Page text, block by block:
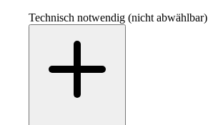
Technisch notwendig (nicht abwählbar)